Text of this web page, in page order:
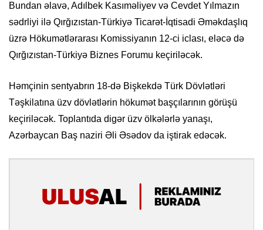
Bundan əlavə, Adılbek Kasıməliyev və Cevdet Yılmazın
sədrliyi ilə Qırğızıstan-Türkiyə Ticarət-İqtisadi Əməkdaşlıq
üzrə Hökumətlərarası Komissiyanın 12-ci iclası, eləcə də
Qırğızıstan-Türkiyə Biznes Forumu keçiriləcək.
Həmçinin sentyabrın 18-də Bişkekdə Türk Dövlətləri
Təşkilatına üzv dövlətlərin hökumət başçılarının görüşü
keçiriləcək. Toplantıda digər üzv ölkələrlə yanaşı,
Azərbaycan Baş naziri Əli Əsədov da iştirak edəcək.